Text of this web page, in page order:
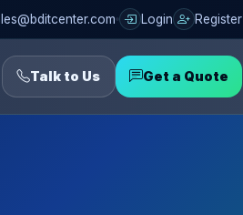
Login Register
Talk to Us Get a Quote